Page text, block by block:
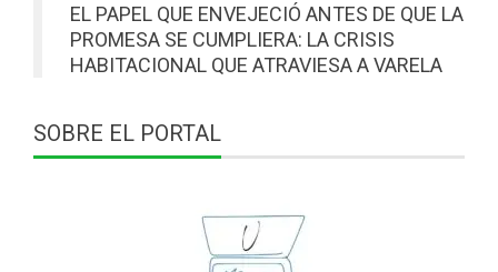
EL PAPEL QUE ENVEJECIÓ ANTES DE QUE LA
PROMESA SE CUMPLIERA: LA CRISIS
HABITACIONAL QUE ATRAVIESA A VARELA
SOBRE EL PORTAL